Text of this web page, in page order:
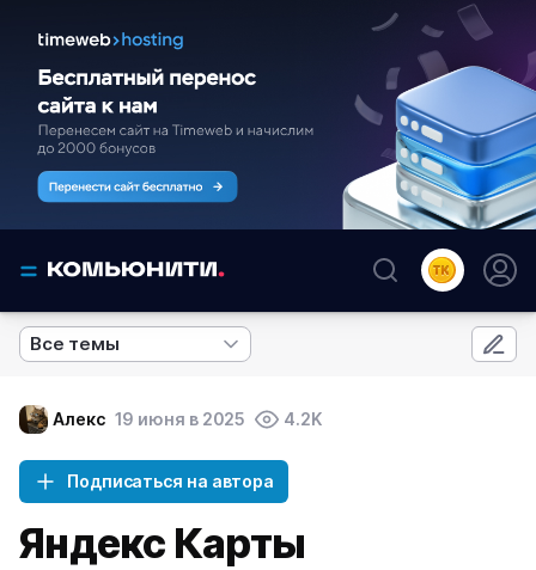
Все темы
Алекс 19 июня в 2025 4.2K
Подписаться на автора
Яндекс Карты